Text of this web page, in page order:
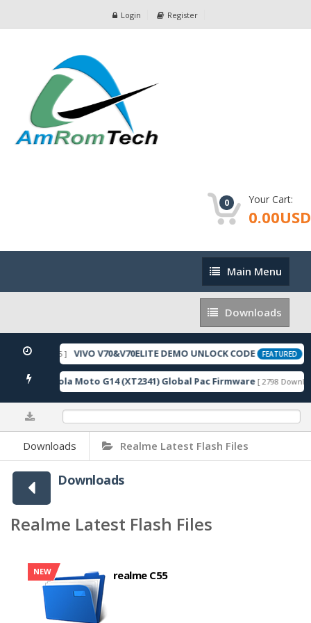
Login Register
0 Your Cart:
0.00USD
Main
Menu
Main Menu
Downloads
Downloads
Downloads Realme Latest Flash Files
Downloads
Realme Latest Flash Files
NEW realme C55